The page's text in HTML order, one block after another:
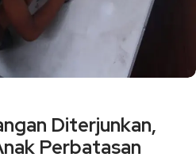
Diterjunkan,
Perbatasan